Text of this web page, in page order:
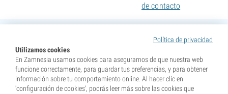
Política de privacidad
Utilizamos cookies
En Zamnesia usamos cookies para asegurarnos de que nuestra web
funcione correctamente, para guardar tus preferencias, y para obtener
información sobre tu comportamiento online. Al hacer clic en
'configuración de cookies', podrás leer más sobre las cookies que
de contacto